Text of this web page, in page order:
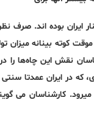
ایران بوده اند. صرف
بینانه میزان
نقش این چاه‌ها
که در ایران عمدتا
کارشناسان می